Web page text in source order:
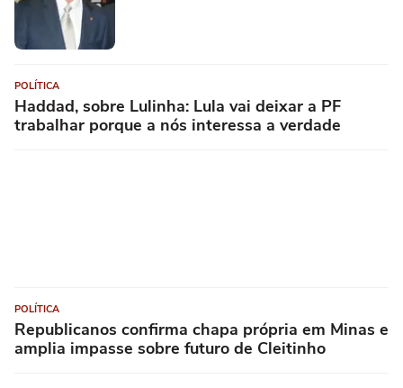
POLÍTICA
Haddad, sobre Lulinha: Lula vai deixar a PF
trabalhar porque a nós interessa a verdade
POLÍTICA
Republicanos confirma chapa própria em Minas e
amplia impasse sobre futuro de Cleitinho